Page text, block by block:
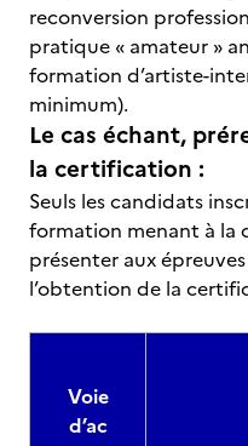
reconversion
pratique « amateur »
formation d’artiste-
minimum).
Le cas échant,
la certification :
Seuls les candidats
formation menant à la
présenter aux
l’obtention de la
Voie
d’ac